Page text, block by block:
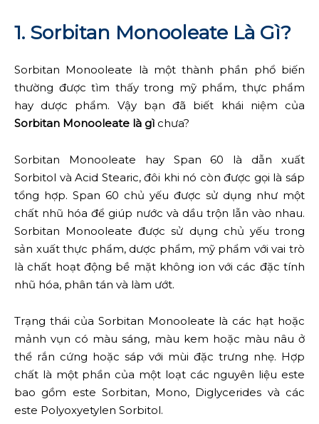
1. Sorbitan Monooleate Là Gì?
Sorbitan Monooleate là một thành phần phổ biến
thường được tìm thấy trong mỹ phẩm, thực phẩm
hay dược phẩm. Vậy bạn đã biết khái niệm của
Sorbitan Monooleate là gìchưa?
Sorbitan Monooleate hay Span 60 là dẫn xuất
Sorbitol và Acid Stearic, đôi khi nó còn được gọi là sáp
tổng hợp. Span 60 chủ yếu được sử dụng như một
chất nhũ hóa để giúp nước và dầu trộn lẫn vào nhau.
Sorbitan Monooleate được sử dụng chủ yếu trong
sản xuất thực phẩm, dược phẩm, mỹ phẩm với vai trò
là chất hoạt động bề mặt không ion với các đặc tính
nhũ hóa, phân tán và làm ướt.
Trạng thái của Sorbitan Monooleate là các hạt hoặc
mảnh vụn có màu sáng, màu kem hoặc màu nâu ở
thể rắn cứng hoặc sáp với mùi đặc trưng nhẹ. Hợp
chất là một phần của một loạt các nguyên liệu este
bao gồm este Sorbitan, Mono, Diglycerides và các
este Polyoxyetylen Sorbitol.